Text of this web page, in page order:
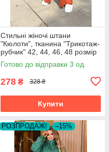
Стильні жіночі штани
"Кюлоти", тканина "Трикотаж-
рубчик" 42, 44, 46, 48 розмір
42
Готово до відправки 3 од.
278 ₴ 328 ₴
Купити
РОЗПРОДАЖ! –15%